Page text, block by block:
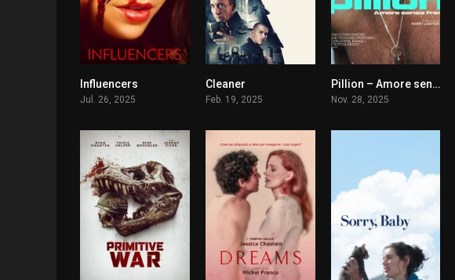
Influencers
Jul. 26, 2025
Cleaner
Feb. 19, 2025
6.9Pillion – Amore senza freni
Nov. 28, 2025